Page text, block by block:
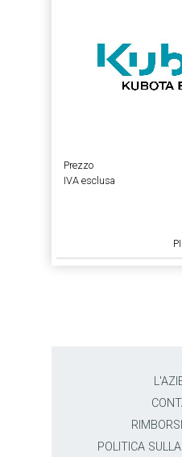
Prezzo
IVA esclusa
POLITICA